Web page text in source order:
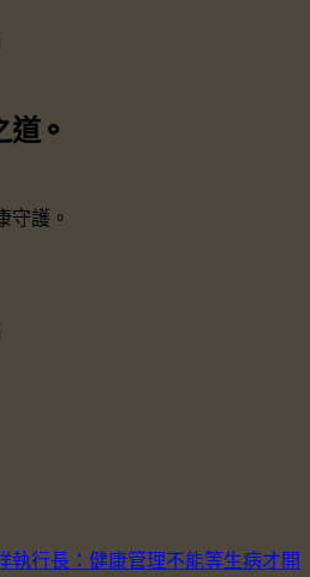
道 ⚬
守護。
執行長：健康管理不能等生病才開